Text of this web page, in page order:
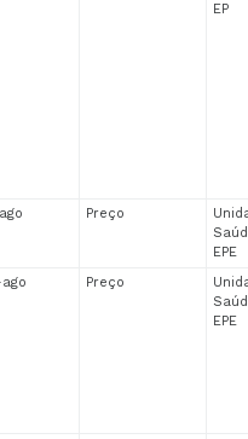
EP
Preço
EPE
Preço
EPE